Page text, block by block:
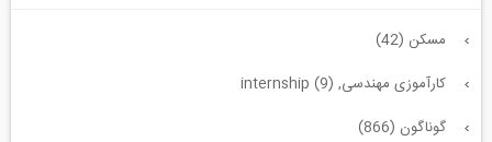
مسکن (42)
کارآموزی مهندسی, internship (9)
گوناگون (866)